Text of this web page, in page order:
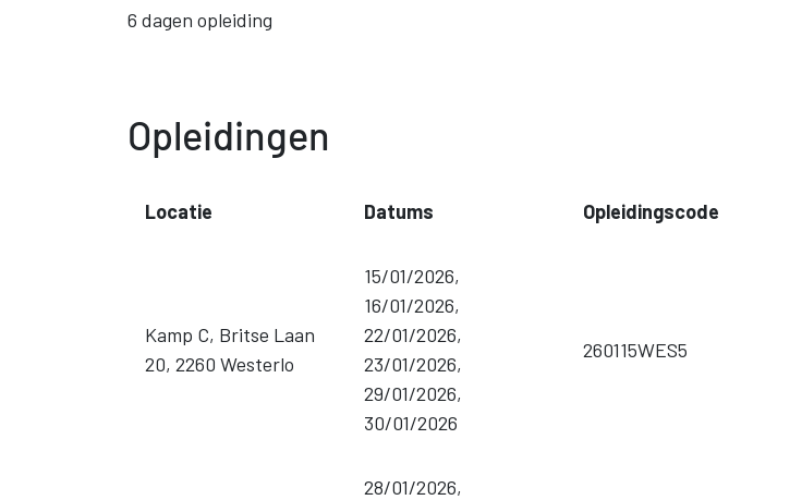
6 dagen opleiding
Opleidingen
Locatie Datums Opleidingscode
Kamp C, Britse Laan
20, 2260 Westerlo
15/01/2026,
16/01/2026,
22/01/2026,
23/01/2026,
29/01/2026,
30/01/2026
260115WES5
28/01/2026,